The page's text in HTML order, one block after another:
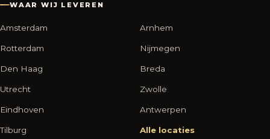
WAAR WIJ LEVEREN
Amsterdam
Rotterdam
Den Haag
Utrecht
Eindhoven
Tilburg
Arnhem
Nijmegen
Breda
Zwolle
Antwerpen
Alle locaties